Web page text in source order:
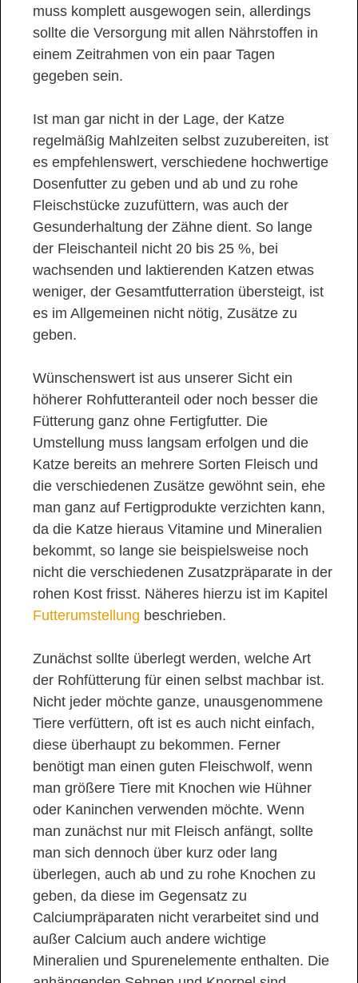
muss komplett ausgewogen sein, allerdings
sollte die Versorgung mit allen Nährstoffen in
einem Zeitrahmen von ein paar Tagen
gegeben sein.
Ist man gar nicht in der Lage, der Katze
regelmäßig Mahlzeiten selbst zuzubereiten, ist
es empfehlenswert, verschiedene hochwertige
Dosenfutter zu geben und ab und zu rohe
Fleischstücke zuzufüttern, was auch der
Gesunderhaltung der Zähne dient. So lange
der Fleischanteil nicht 20 bis 25 %, bei
wachsenden und laktierenden Katzen etwas
weniger, der Gesamtfutterration übersteigt, ist
es im Allgemeinen nicht nötig, Zusätze zu
geben.
Wünschenswert ist aus unserer Sicht ein
höherer Rohfutteranteil oder noch besser die
Fütterung ganz ohne Fertigfutter. Die
Umstellung muss langsam erfolgen und die
Katze bereits an mehrere Sorten Fleisch und
die verschiedenen Zusätze gewöhnt sein, ehe
man ganz auf Fertigprodukte verzichten kann,
da die Katze hieraus Vitamine und Mineralien
bekommt, so lange sie beispielsweise noch
nicht die verschiedenen Zusatzpräparate in der
rohen Kost frisst. Näheres hierzu ist im Kapitel
Futterumstellung beschrieben.
Zunächst sollte überlegt werden, welche Art
der Rohfütterung für einen selbst machbar ist.
Nicht jeder möchte ganze, unausgenommene
Tiere verfüttern, oft ist es auch nicht einfach,
diese überhaupt zu bekommen. Ferner
benötigt man einen guten Fleischwolf, wenn
man größere Tiere mit Knochen wie Hühner
oder Kaninchen verwenden möchte. Wenn
man zunächst nur mit Fleisch anfängt, sollte
man sich dennoch über kurz oder lang
überlegen, auch ab und zu rohe Knochen zu
geben, da diese im Gegensatz zu
Calciumpräparaten nicht verarbeitet sind und
außer Calcium auch andere wichtige
Mineralien und Spurenelemente enthalten. Die